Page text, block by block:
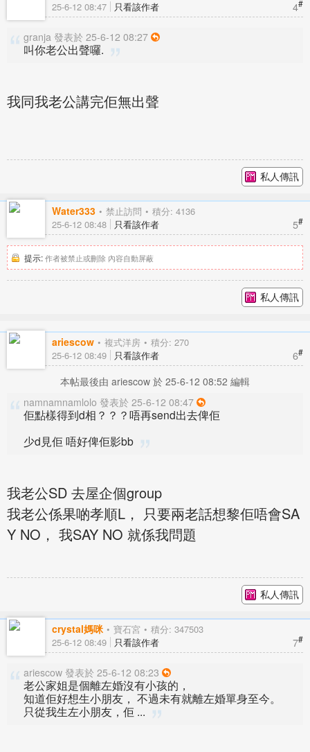
4#
25-6-12 08:47 只看該作者
granja 發表於 25-6-12 08:27
叫你老公出聲囉.
我同我老公講完佢無出聲
私人傳訊
Water333 禁止訪問 積分: 4136
5#
25-6-12 08:48 只看該作者
提示: 作者被禁止或刪除 內容自動屏蔽
私人傳訊
ariescow 複式洋房 積分: 270
6#
25-6-12 08:49 只看該作者
本帖最後由 ariescow 於 25-6-12 08:52 編輯
namnamnamlolo 發表於 25-6-12 08:47
佢點樣得到d相？？？唔再send出去俾佢
少d見佢 唔好俾佢影bb
我老公SD 去屋企個group
我老公係果啲孝順L， 只要兩老話想黎佢唔會SA
Y NO， 我SAY NO 就係我問題
私人傳訊
crystal媽咪 寶石宮 積分: 347503
7#
25-6-12 08:49 只看該作者
ariescow 發表於 25-6-12 08:23
老公家姐是個離左婚沒有小孩的，
知道佢好想生小朋友， 不過未有就離左婚單身至今。
只從我生左小朋友，佢 ...